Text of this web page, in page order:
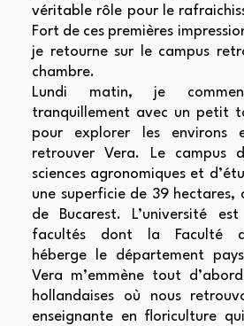
véritable rôle pour le
Fort de ces premières
je retourne sur le campus
chambre.
Lundi matin, je
tranquillement avec un petit
pour explorer les environs
retrouver Vera. Le campus
sciences agronomiques et
une superficie de 39 hectares,
de Bucarest. L’université
facultés dont la Faculté
héberge le département
Vera m’emmène tout
hollandaises où nous
enseignante en floriculture